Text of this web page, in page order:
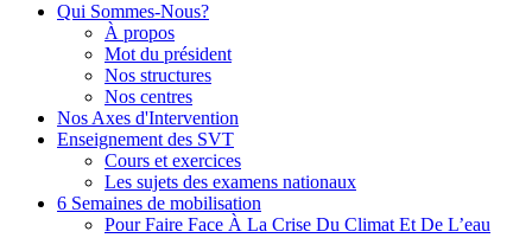
Qui Sommes-Nous?
À propos
Mot du président
Nos structures
Nos centres
Nos Axes d'Intervention
Enseignement des SVT
Cours et exercices
Les sujets des examens nationaux
6 Semaines de mobilisation
Pour Faire Face À La Crise Du Climat Et De L’eau